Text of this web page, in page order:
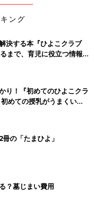
ング
決する本『ひよこクラブ
まで、育児に役立つ情報が
り！『初めてのひよこクラ
めての授乳がうまくい
本と夏のトラブル 解決テ
の「たまひよ」
？墓じまい費用